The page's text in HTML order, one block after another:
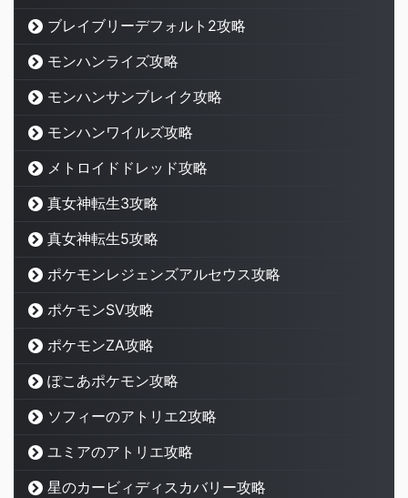
ブレイブリーデフォルト2攻略
モンハンライズ攻略
モンハンサンブレイク攻略
モンハンワイルズ攻略
メトロイドドレッド攻略
真女神転生3攻略
真女神転生5攻略
ポケモンレジェンズアルセウス攻略
ポケモンSV攻略
ポケモンZA攻略
ぽこあポケモン攻略
ソフィーのアトリエ2攻略
ユミアのアトリエ攻略
星のカービィディスカバリー攻略